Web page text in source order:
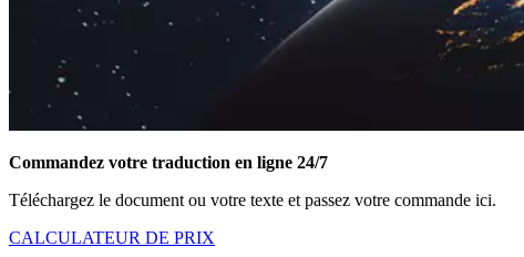
Commandez votre traduction en ligne 24/7
Téléchargez le document ou votre texte et passez votre commande ici.
CALCULATEUR DE PRIX